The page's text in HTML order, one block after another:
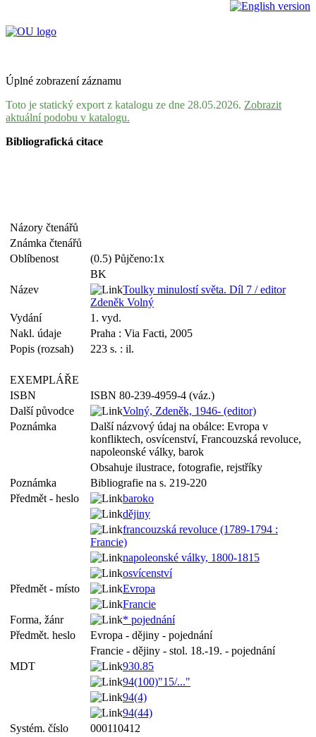
Úplné zobrazení záznamu
Toto je statický export z katalogu ze dne 28.05.2026. Zobrazit
aktuální podobu v katalogu.
Bibliografická citace
Názory čtenářů
Známka čtenářů
Oblíbenost
(0.5) Půjčeno:1x
BK
Název
Toulky minulostí světa. Díl 7 / editor
Zdeněk Volný
Vydání
1. vyd.
Nakl. údaje
Praha : Via Facti, 2005
Popis (rozsah)
223 s. : il.
EXEMPLÁŘE
ISBN
ISBN 80-239-4959-4 (váz.)
Další původce
Volný, Zdeněk, 1946- (editor)
Poznámka
Další názvový údaj na obálce: Evropa v
konfliktech, osvícenství, Francouzská revoluce,
napoleonské války, barok
Obsahuje ilustrace, fotografie, rejstříky
Poznámka
Bibliografie na s. 219-220
Předmět - heslo
baroko
dějiny
francouzská revoluce (1789-1794 :
Francie)
napoleonské války, 1800-1815
osvícenství
Předmět - místo
Evropa
Francie
Forma, žánr
* pojednání
Předmět. heslo
Evropa - dějiny - pojednání
Francie - dějiny - stol. 18.-19. - pojednání
MDT
930.85
94(100)"15/..."
94(4)
94(44)
Systém. číslo
000110412